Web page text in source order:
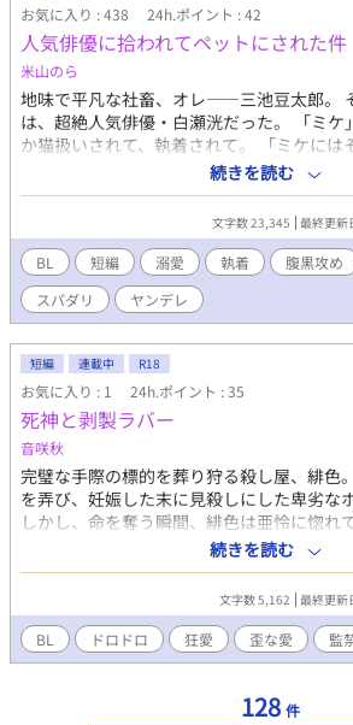
定） ​【「男子体操部シリーズ」の第11作
先に読んでいただけると、なお一層お楽し
部・完結済み！執着ヤンデレ×男前モブの
お気に入り : 438 24h.ポイント : 42
人気俳優に拾われてペットにされた件
米山のら
地味で平凡な社畜、オレ――三池豆太郎。
は、超絶人気俳優・白瀬洸だった。 「ミケ
か猫扱いされて、執着されて。 「ミケには
な」――洸の優しい笑顔の裏には、底なし
これは、オレが洸の変態的な愛情と執着に
て、逃げ道を失っていく話。
続きを読む
文字数 23,345 最終更新
BL 短編 溺愛 執着 腹黒攻め
スパダリ
ヤンデレ
短編 連載中 R18
お気に入り : 1 24h.ポイント : 35
死神と剥製ラバー
音咲秋
完璧な手際の標的を葬り狩る殺し屋、緋色
を弄び、妊娠した末に見殺しにした卑劣な
しかし、命を奪う瞬間、緋色は亜怜に惚れ
の獲物に緋色は亜怜を誘拐していた 「君は
きたい」 剥製のように亜怜を監禁、調教し
続きを読む
文字数 5,162 最終更新
BL ドロドロ 狂愛 歪な愛 監
128 件